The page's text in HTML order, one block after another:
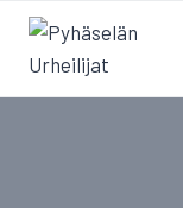
Siirry
sisältöön